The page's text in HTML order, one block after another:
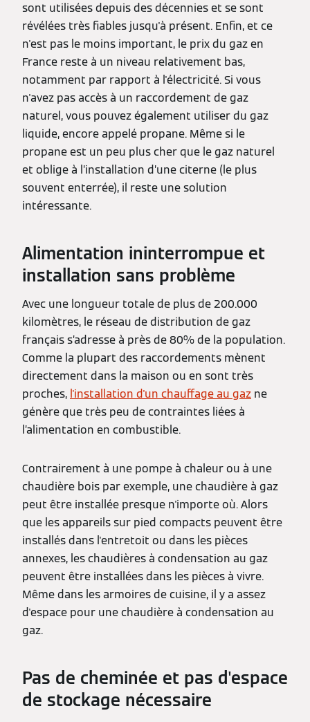
sont utilisées depuis des décennies et se sont
révélées très fiables jusqu'à présent. Enfin, et ce
n'est pas le moins important, le prix du gaz en
France reste à un niveau relativement bas,
notamment par rapport à l'électricité. Si vous
n'avez pas accès à un raccordement de gaz
naturel, vous pouvez également utiliser du gaz
liquide, encore appelé propane. Même si le
propane est un peu plus cher que le gaz naturel
et oblige à l’installation d’une citerne (le plus
souvent enterrée), il reste une solution
intéressante.
Alimentation ininterrompue et
installation sans problème
Avec une longueur totale de plus de 200.000
kilomètres, le réseau de distribution de gaz
français s’adresse à près de 80% de la population.
Comme la plupart des raccordements mènent
directement dans la maison ou en sont très
proches, l'installation d'un chauffage au gaz ne
génère que très peu de contraintes liées à
l’alimentation en combustible.
Contrairement à une pompe à chaleur ou à une
chaudière bois par exemple, une chaudière à gaz
peut être installée presque n'importe où. Alors
que les appareils sur pied compacts peuvent être
installés dans l'entretoit ou dans les pièces
annexes, les chaudières à condensation au gaz
peuvent être installées dans les pièces à vivre.
Même dans les armoires de cuisine, il y a assez
d'espace pour une chaudière à condensation au
gaz.
Pas de cheminée et pas d'espace
de stockage nécessaire